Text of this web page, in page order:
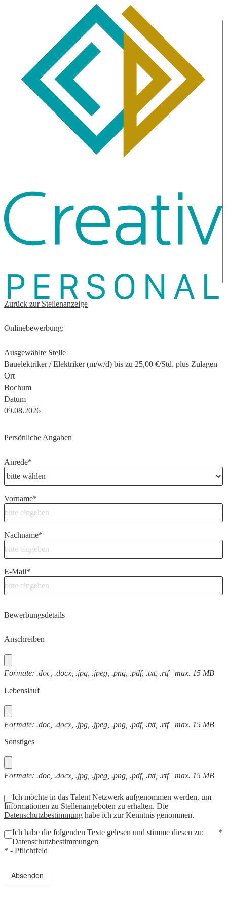
Zurück zur Stellenanzeige
Onlinebewerbung:
Ausgewählte Stelle
Bauelektriker / Elektriker (m/w/d) bis zu 25,00 €/Std. plus Zulagen
Ort
Bochum
Datum
09.08.2026
Persönliche Angaben
Anrede*
Vorname*
Nachname*
E-Mail*
Bewerbungsdetails
Anschreiben
Formate: .doc, .docx, .jpg, .jpeg, .png, .pdf, .txt, .rtf | max. 15 MB
Lebenslauf
Formate: .doc, .docx, .jpg, .jpeg, .png, .pdf, .txt, .rtf | max. 15 MB
Sonstiges
Formate: .doc, .docx, .jpg, .jpeg, .png, .pdf, .txt, .rtf | max. 15 MB
Ich möchte in das Talent Netzwerk aufgenommen werden, um
Informationen zu Stellenangeboten zu erhalten. Die
Datenschutzbestimmung habe ich zur Kenntnis genommen.
*
Ich habe die folgenden Texte gelesen und stimme diesen zu:
Datenschutzbestimmungen
* - Pflichtfeld
Absenden